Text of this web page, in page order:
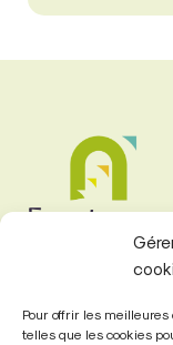
Pour offrir les
telles que les cookies